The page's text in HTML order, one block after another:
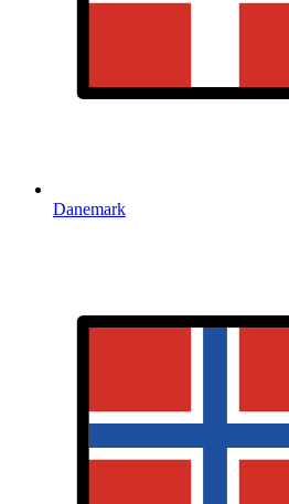
Danemark